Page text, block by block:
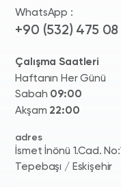
WhatsApp :
+90 (532) 475 08
Çalışma Saatleri
Haftanın Her Günü
Sabah 09:00
Akşam 22:00
adres
İsmet İnönü 1.Cad.
Tepebaşı / Eskişehir